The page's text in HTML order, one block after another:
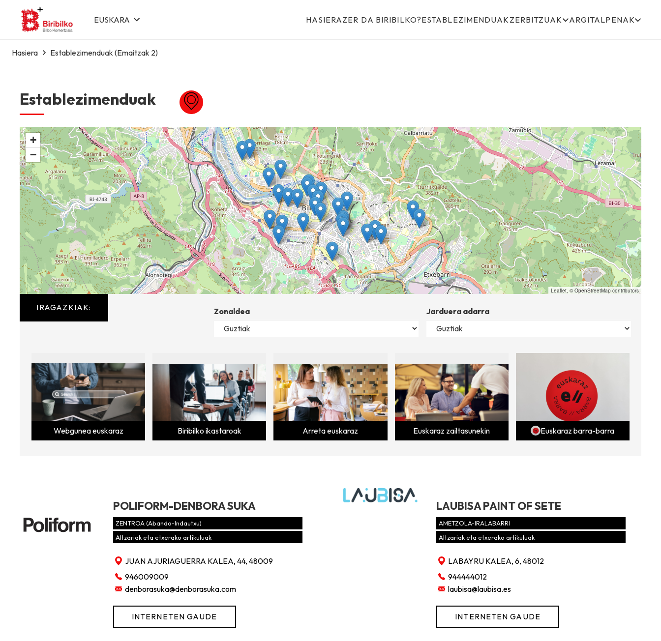
EUSKARA HASIERAZER DA BIRIBILKO?ESTABLEZIMENDUAKZERBITZUAK ARGITALPENAK
Hasiera Establezimenduak (Emaitzak 2)
Establezimenduak
+
−
Leaflet, © OpenStreetMap contributors
IRAGAZKIAK: Zonaldea Jarduera adarra
Webgunea euskaraz Biribilko ikastaroak Arreta euskaraz Euskaraz zailtasunekin Euskaraz barra-barra
POLIFORM-DENBORA SUKA
ZENTROA (Abando-Indautxu)
Altzariak eta etxerako artikuluak
JUAN AJURIAGUERRA KALEA, 44, 48009
946009009
denborasuka@denborasuka.com
INTERNETEN GAUDE
LAUBISA PAINT OF SETE
AMETZOLA-IRALABARRI
Altzariak eta etxerako artikuluak
LABAYRU KALEA, 6, 48012
944444012
laubisa@laubisa.es
INTERNETEN GAUDE